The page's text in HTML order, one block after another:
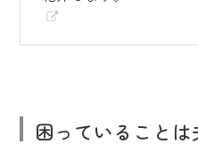
困っていること